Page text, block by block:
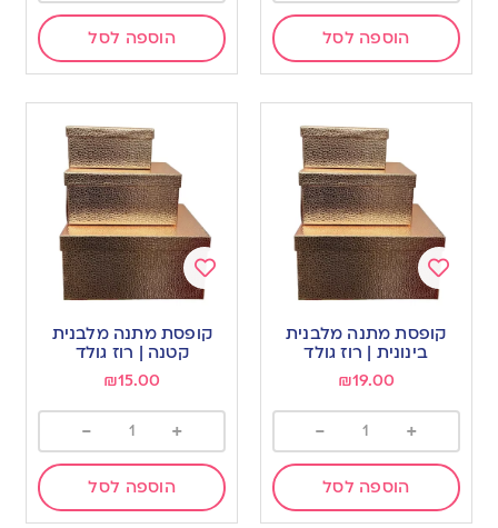
הוספה לסל הוספה לסל
Add
to
wishlist
קופסת מתנה מלבנית
בינונית | רוז גולד
₪19.00
+
-
הוספה לסל
Add
to
wishlist
קופסת מתנה מלבנית
קטנה | רוז גולד
₪15.00
+
-
הוספה לסל